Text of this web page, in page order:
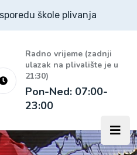
škole plivanja
Radno vrijeme (zadnji
ulazak na plivalište je u
21:30)
Pon-Ned: 07:00-
23:00